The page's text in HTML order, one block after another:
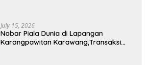
July 15, 2026
Nobar Piala Dunia di Lapangan
Karangpawitan Karawang,Transaksi